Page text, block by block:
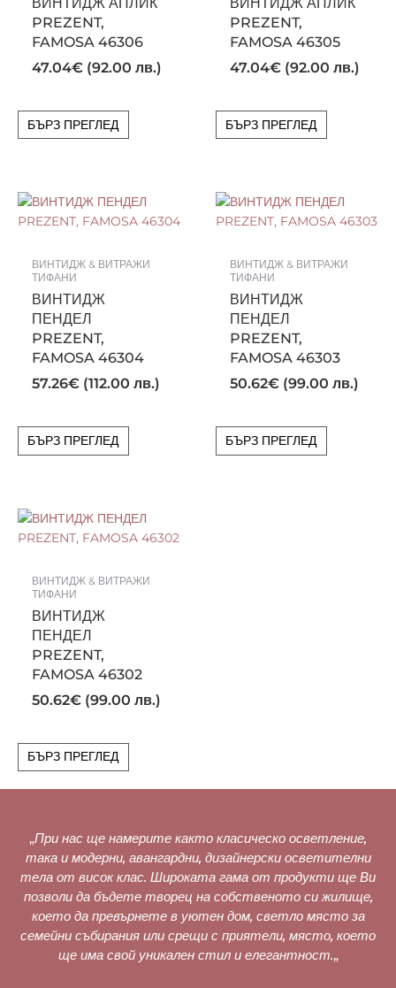
PREZENT,
FAMOSA 46306
47.04€ (92.00 лв.)
БЪРЗ ПРЕГЛЕД
PREZENT,
FAMOSA 46305
47.04€ (92.00 лв.)
БЪРЗ ПРЕГЛЕД
ВИНТИДЖ & ВИТРАЖИ
ТИФАНИ
ВИНТИДЖ
ПЕНДЕЛ
PREZENT,
FAMOSA 46304
57.26€ (112.00 лв.)
БЪРЗ ПРЕГЛЕД
ВИНТИДЖ & ВИТРАЖИ
ТИФАНИ
ВИНТИДЖ
ПЕНДЕЛ
PREZENT,
FAMOSA 46303
50.62€ (99.00 лв.)
БЪРЗ ПРЕГЛЕД
ВИНТИДЖ & ВИТРАЖИ
ТИФАНИ
ВИНТИДЖ
ПЕНДЕЛ
PREZENT,
FAMOSA 46302
50.62€ (99.00 лв.)
БЪРЗ ПРЕГЛЕД
„При нас ще намерите както класическо осветление,
така и модерни, авангардни, дизайнерски осветителни
тела от висок клас. Широката гама от продукти ще Ви
позволи да бъдете творец на собственото си жилище,
което да превърнете в уютен дом, светло място за
семейни събирания или срещи с приятели, място, което
ще има свой уникален стил и елегантност.„